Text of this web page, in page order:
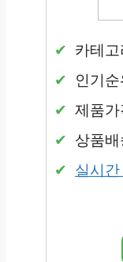
카테
인기순
제품가
상품
실시간